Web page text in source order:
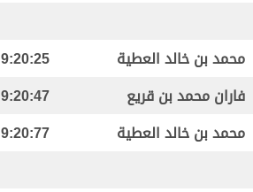
محمد بن خالد العطية
9:20:25
فاران محمد بن قريع
9:20:47
محمد بن خالد العطية 9:20:77